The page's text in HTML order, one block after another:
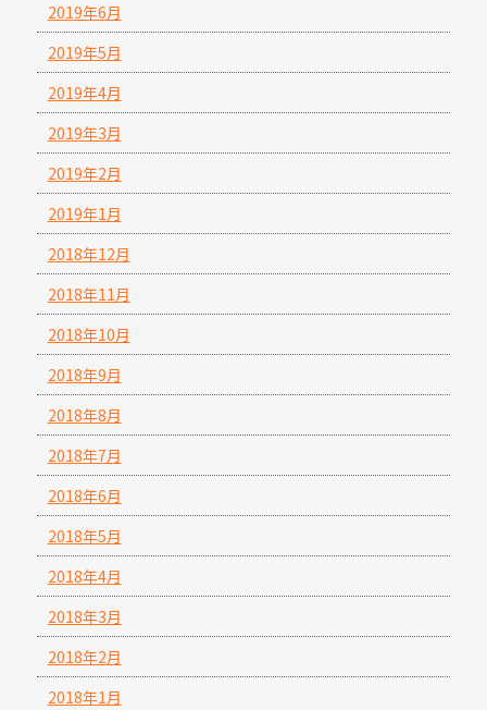
2019年6月
2019年5月
2019年4月
2019年3月
2019年2月
2019年1月
2018年12月
2018年11月
2018年10月
2018年9月
2018年8月
2018年7月
2018年6月
2018年5月
2018年4月
2018年3月
2018年2月
2018年1月